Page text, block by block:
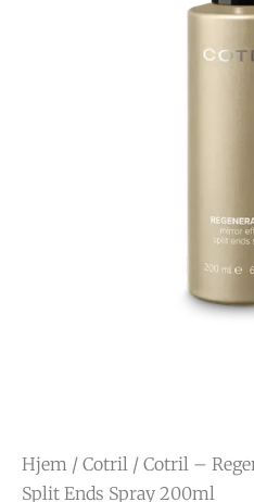
Hjem / Cotril / Cotril –
Split Ends Spray 200ml